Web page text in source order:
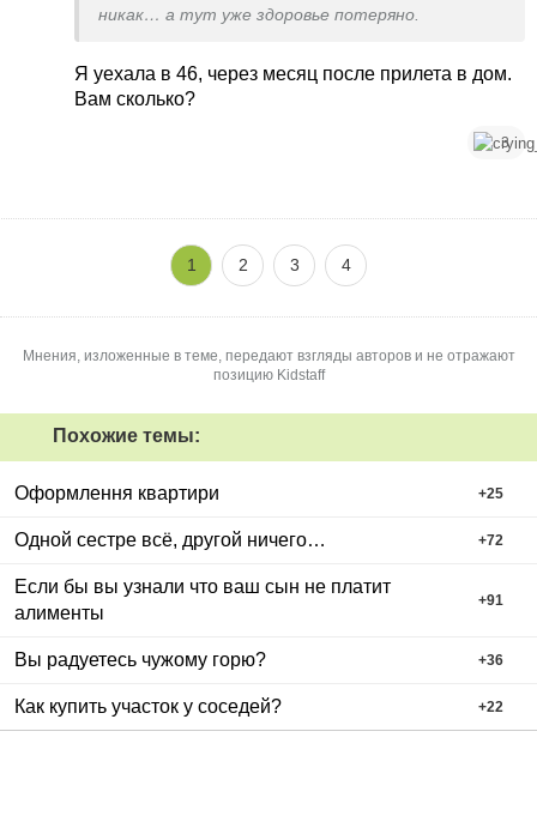
никак… а тут уже здоровье потеряно.
Я уехала в 46, через месяц после прилета в дом.
Вам сколько?
3
1 2 3 4
Мнения, изложенные в теме, передают взгляды авторов и не отражают
позицию Kidstaff
Похожие темы:
Оформлення квартири +25
Одной сестре всё, другой ничего… +72
Если бы вы узнали что ваш сын не платит
алименты
+91
Вы радуетесь чужому горю? +36
Как купить участок у соседей? +22